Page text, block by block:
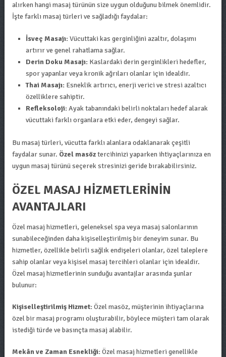
alırken hangi masaj türünün size uygun olduğunu bilmek önemlidir.
İşte farklı masaj türleri ve sağladığı faydalar:
İsveç Masajı:Vücuttaki kas gerginliğini azaltır, dolaşımı
artırır ve genel rahatlama sağlar.
Derin Doku Masajı:Kaslardaki derin gerginlikleri hedefler,
spor yapanlar veya kronik ağrıları olanlar için idealdir.
Thai Masajı:Esneklik artırıcı, enerji verici ve stresi azaltıcı
özelliklere sahiptir.
Refleksoloji:Ayak tabanındaki belirli noktaları hedef alarak
vücuttaki farklı organlara etki eder, dengeyi sağlar.
Bu masaj türleri, vücutta farklı alanlara odaklanarak çeşitli
faydalar sunar. Özel masöztercihinizi yaparken ihtiyaçlarınıza en
uygun masaj türünü seçerek stresinizi geride bırakabilirsiniz.
ÖZEL MASAJ HIZMETLERININ
AVANTAJLARI
Özel masaj hizmetleri, geleneksel spa veya masaj salonlarının
sunabileceğinden daha kişiselleştirilmiş bir deneyim sunar. Bu
hizmetler, özellikle belirli sağlık endişeleri olanlar, özel taleplere
sahip olanlar veya kişisel masaj tercihleri olanlar için idealdir.
Özel masaj hizmetlerinin sunduğu avantajlar arasında şunlar
bulunur:
Kişiselleştirilmiş Hizmet:Özel masöz, müşterinin ihtiyaçlarına
özel bir masaj programı oluşturabilir, böylece müşteri tam olarak
istediği türde ve basınçta masaj alabilir.
Mekân ve Zaman Esnekliği:Özel masaj hizmetleri genellikle